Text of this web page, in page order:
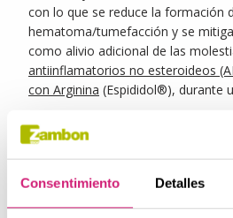
Consentimiento Detalles
con lo que se reduce la formación
hematoma/tumefacción y se
como alivio adicional de las
antiinflamatorios no esteroideos
con Arginina (Espididol®), durante
Si el dolor en las piernas y el
a trastornos menores de la
(insuficiencia venosa) se
agua fresca y tibia, especialmente